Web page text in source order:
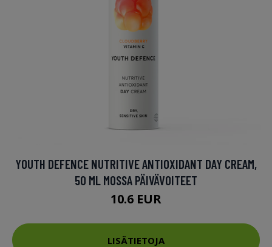
YOUTH DEFENCE NUTRITIVE ANTIOXIDANT DAY CREAM,
50 ML MOSSA PÄIVÄVOITEET
10.6 EUR
LISÄTIETOJA